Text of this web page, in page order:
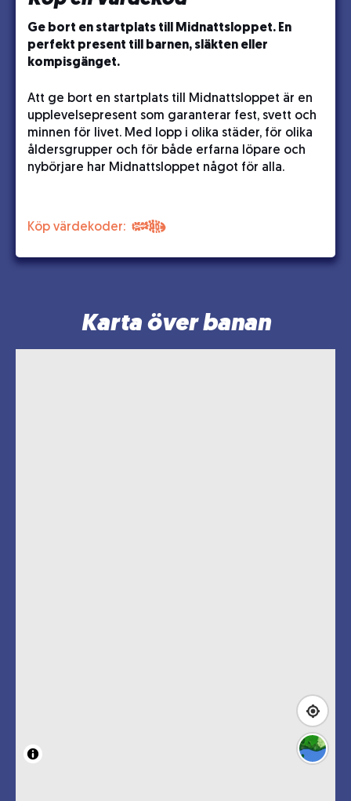
Ge bort en startplats till Midnattsloppet. En
perfekt present till barnen, släkten eller
kompisgänget.
Att ge bort en startplats till Midnattsloppet är en
upplevelsepresent som garanterar fest, svett och
minnen för livet. Med lopp i olika städer, för olika
åldersgrupper och för både erfarna löpare och
nybörjare har Midnattsloppet något för alla.
Köp värdekoder:
Karta över banan